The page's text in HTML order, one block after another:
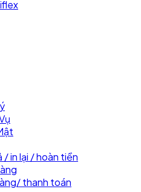
/ in lại / hoàn tiền
thanh toán